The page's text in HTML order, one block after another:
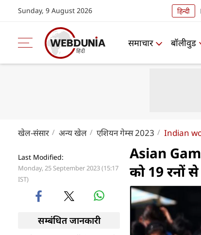
Sunday, 9 August 2026 हिन्दी
समाचार बॉलीवुड
खेल-संसार अन्य खेल एशियन गेम्स 2023 Indian
Last Modified:
Monday, 25 September 2023 (15:17
IST)
सम्बंधित जानकारी
Asian
को 19 रनों से